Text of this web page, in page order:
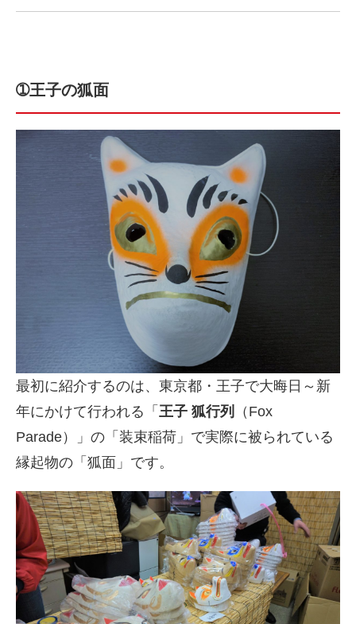
➀王子の狐面
最初に紹介するのは、東京都・王子で大晦日～新
年にかけて行われる「 王子 狐行列
（Fox
Parade）」の「装束稲荷」で実際に被られている
縁起物の「狐面」です。